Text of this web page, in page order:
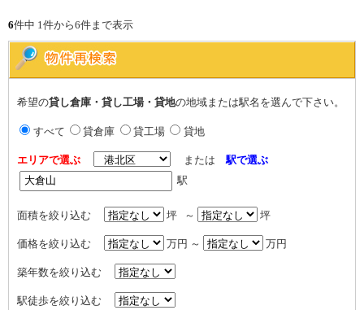
6件中 1件から6件まで表示
希望の貸し倉庫・貸し工場・貸地の地域または駅名を選んで下さい。
すべて 貸倉庫 貸工場 貸地
エリアで選ぶ または駅で選ぶ
駅
面積を絞り込む 坪 ～ 坪
価格を絞り込む 万円 ～ 万円
築年数を絞り込む
駅徒歩を絞り込む